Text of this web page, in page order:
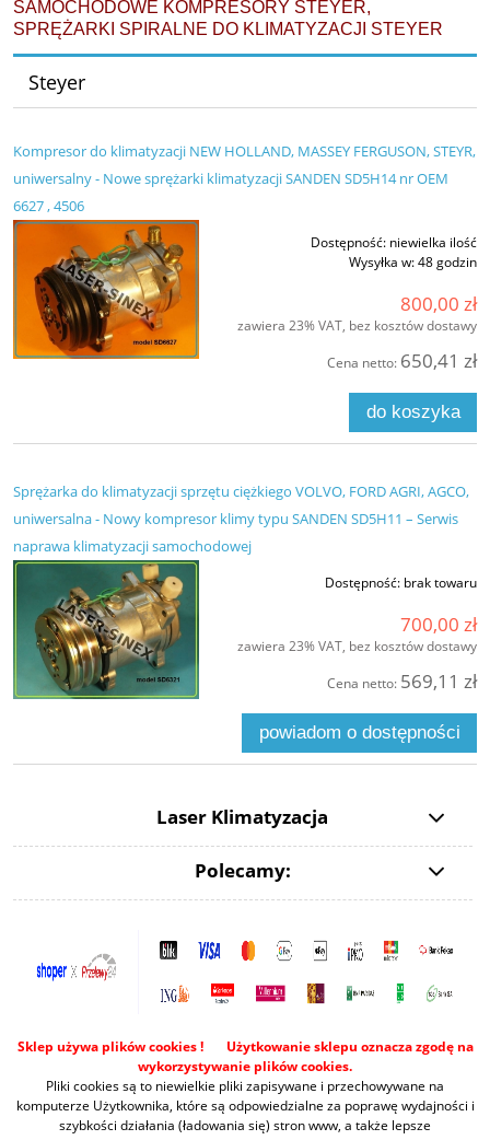
SAMOCHODOWE KOMPRESORY STEYER,
SPRĘŻARKI SPIRALNE DO KLIMATYZACJI STEYER
Steyer
Kompresor do klimatyzacji NEW HOLLAND, MASSEY FERGUSON, STEYR,
uniwersalny - Nowe sprężarki klimatyzacji SANDEN SD5H14 nr OEM
6627 , 4506
Dostępność: niewielka ilość
Wysyłka w:48 godzin
800,00 zł
zawiera 23% VAT, bez kosztów dostawy
Cena netto: 650,41 zł
do koszyka
Sprężarka do klimatyzacji sprzętu ciężkiego VOLVO, FORD AGRI, AGCO,
uniwersalna - Nowy kompresor klimy typu SANDEN SD5H11 – Serwis
naprawa klimatyzacji samochodowej
Dostępność: brak towaru
700,00 zł
zawiera 23% VAT, bez kosztów dostawy
Cena netto: 569,11 zł
powiadom o dostępności
Laser Klimatyzacja
Polecamy:
Sklep używa plików cookies ! Użytkowanie sklepu oznacza zgodę na
wykorzystywanie plików cookies.
Pliki cookies są to niewielkie pliki zapisywane i przechowywane na
komputerze Użytkownika, które są odpowiedzialne za poprawę wydajności i
szybkości działania (ładowania się) stron www, a także lepsze